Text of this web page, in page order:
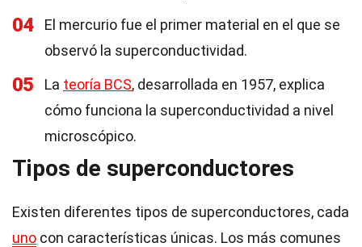
04
El mercurio fue el primer material en el que se
observó la superconductividad.
05 La teoría BCS, desarrollada en 1957, explica
cómo funciona la superconductividad a nivel
microscópico.
Tipos de superconductores
Existen diferentes tipos de superconductores, cada
uno con características únicas. Los más comunes